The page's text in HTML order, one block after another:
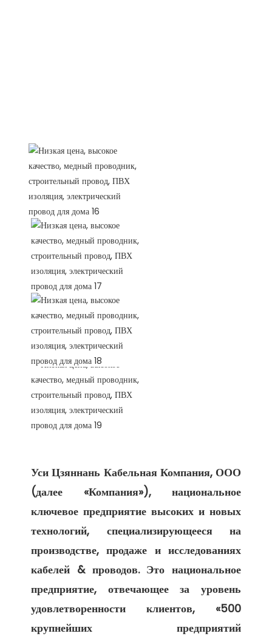
Уси Цзяннань Кабельная Компания, ООО
(далее «Компания»), национальное
ключевое предприятие высоких и новых
технологий, специализирующееся на
производстве, продаже и исследованиях
кабелей & проводов. Это национальное
предприятие, отвечающее за уровень
удовлетворенности клиентов, «500
крупнейших предприятий